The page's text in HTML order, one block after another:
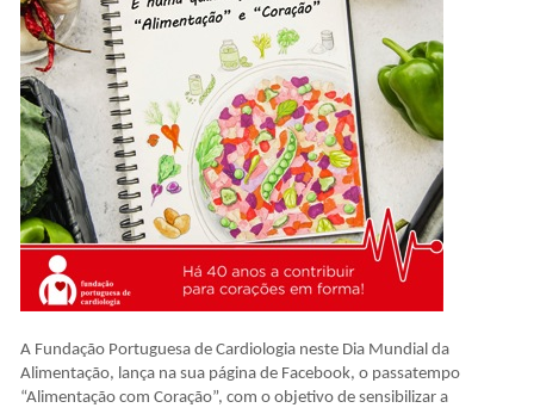
A Fundação Portuguesa de Cardiologia neste Dia Mundial da
Alimentação, lança na sua página de Facebook, o passatempo
“Alimentação com Coração”, com o objetivo de sensibilizar a